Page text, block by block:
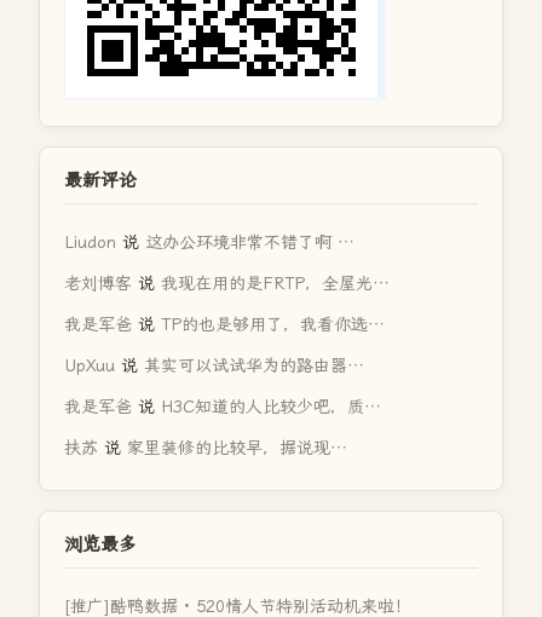
最新评论
Liudon 说 这办公环境非常不错了啊 …
老刘博客 说 我现在用的是FRTP，全屋光…
我是军爸 说 TP的也是够用了，我看你选…
UpXuu 说 其实可以试试华为的路由器…
我是军爸 说 H3C知道的人比较少吧，质…
扶苏 说 家里装修的比较早，据说现…
浏览最多
[推广]酷鸭数据 · 520情人节特别活动机来啦！